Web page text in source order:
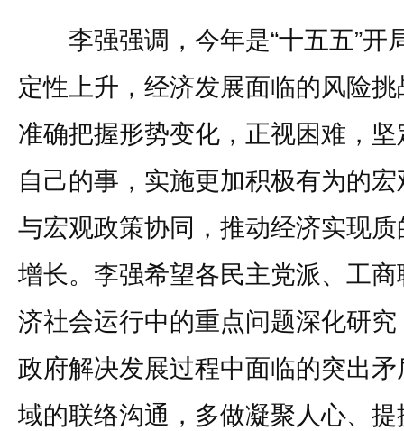
李强强调，今年是“十五五”开
定性上升，经济发展面临的风险
准确把握形势变化，正视困难，
自己的事，实施更加积极有为的
与宏观政策协同，推动经济实现
增长。李强希望各民主党派、工
济社会运行中的重点问题深化研
政府解决发展过程中面临的突出
域的联络沟通，多做凝聚人心、